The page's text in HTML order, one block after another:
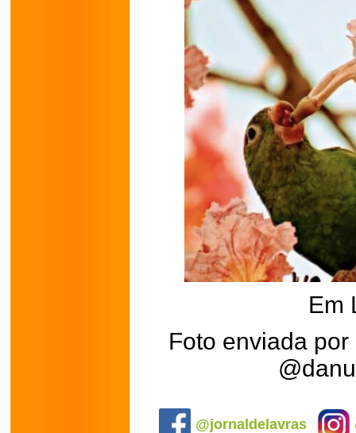
Em
Foto enviada
@jornaldelavras